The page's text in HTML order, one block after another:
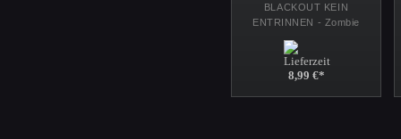
BLACKOUT KEIN
ENTRINNEN - Zombie
Taschenbuch v. Mira Grant
8,99 €*